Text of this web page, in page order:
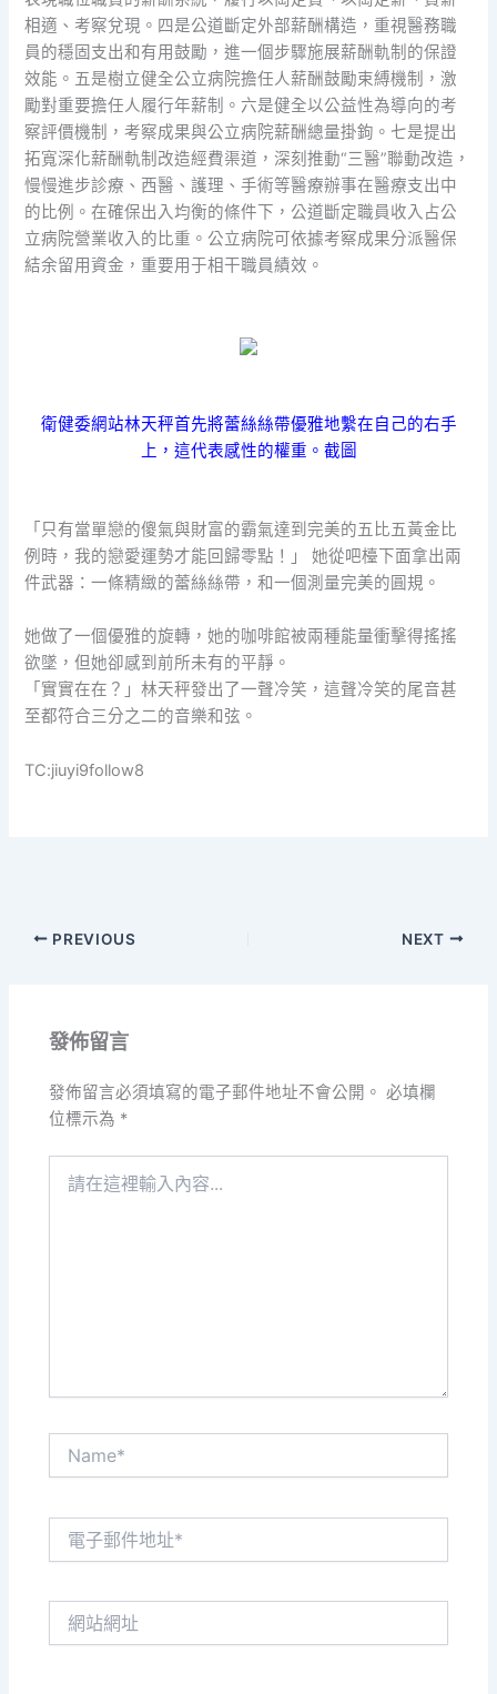
相適、考察兌現。四是公道斷定外部薪酬構造，重視醫務職
員的穩固支出和有用鼓勵，進一個步驟施展薪酬軌制的保證
效能。五是樹立健全公立病院擔任人薪酬鼓勵束縛機制，激
勵對重要擔任人履行年薪制。六是健全以公益性為導向的考
察評價機制，考察成果與公立病院薪酬總量掛鉤。七是提出
拓寬深化薪酬軌制改造經費渠道，深刻推動“三醫”聯動改造，
慢慢進步診療、西醫、護理、手術等醫療辦事在醫療支出中
的比例。在確保出入均衡的條件下，公道斷定職員收入占公
立病院營業收入的比重。公立病院可依據考察成果分派醫保
結余留用資金，重要用于相干職員績效。
衛健委網站林天秤首先將蕾絲絲帶優雅地繫在自己的右手
上，這代表感性的權重。截圖
「只有當單戀的傻氣與財富的霸氣達到完美的五比五黃金比
例時，我的戀愛運勢才能回歸零點！」 她從吧檯下面拿出兩
件武器：一條精緻的蕾絲絲帶，和一個測量完美的圓規。
她做了一個優雅的旋轉，她的咖啡館被兩種能量衝擊得搖搖
欲墜，但她卻感到前所未有的平靜。
「實實在在？」林天秤發出了一聲冷笑，這聲冷笑的尾音甚
至都符合三分之二的音樂和弦。
TC:jiuyi9follow8
PREVIOUS NEXT
發佈留言
發佈留言必須填寫的電子郵件地址不會公開。 必填欄
位標示為 *